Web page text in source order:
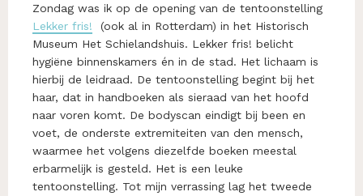
Zondag was ik op de opening van de tentoonstelling
Lekker fris! (ook al in Rotterdam) in het Historisch
Museum Het Schielandshuis. Lekker fris! belicht
hygiëne binnenskamers én in de stad. Het lichaam is
hierbij de leidraad. De tentoonstelling begint bij het
haar, dat in handboeken als sieraad van het hoofd
naar voren komt. De bodyscan eindigt bij been en
voet, de onderste extremiteiten van den mensch,
waarmee het volgens diezelfde boeken meestal
erbarmelijk is gesteld. Het is een leuke
tentoonstelling. Tot mijn verrassing lag het tweede